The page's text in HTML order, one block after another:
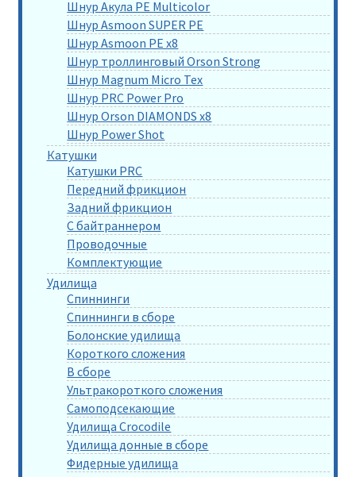
Шнур Акула PE Multicolor
Шнур Asmoon SUPER PE
Шнур Asmoon PE x8
Шнур троллинговый Orson Strong
Шнур Magnum Micro Tex
Шнур PRC Power Pro
Шнур Orson DIAMONDS x8
Шнур Power Shot
Катушки
Катушки PRC
Передний фрикцион
Задний фрикцион
С байтраннером
Проводочные
Комплектующие
Удилища
Спиннинги
Спиннинги в сборе
Болонские удилища
Короткого сложения
В сборе
Ультракороткого сложения
Самоподсекающие
Удилища Crocodile
Удилища донные в сборе
Фидерные удилища